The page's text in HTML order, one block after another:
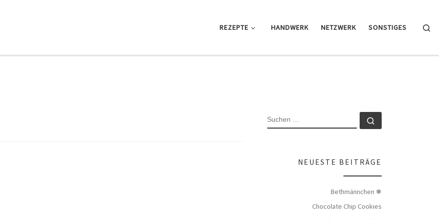
REZEPTE HANDWERK NETZWERK SONSTIGES
SUCHE
NEUESTE BEITRÄGE
Bethmännchen ❅
Chocolate Chip Cookies